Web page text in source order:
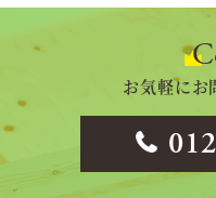
お気軽にお